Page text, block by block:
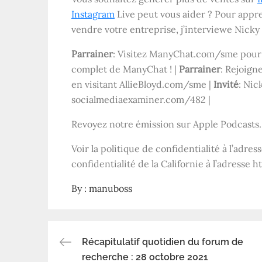
Instagram Live peut vous aider ? Pour
vendre votre entreprise, j’interviewe Nicky
Parrainer: Visitez ManyChat.com/sme
complet de ManyChat ! | Parrainer:
en visitant AllieBloyd.com/sme | Invité:
socialmediaexaminer.com/482 |
Revoyez notre émission sur Apple Podcasts.
Voir la politique de confidentialité à
confidentialité de la Californie à
By : manuboss
Récapitulatif quotidien du forum de
recherche : 28 octobre 2021